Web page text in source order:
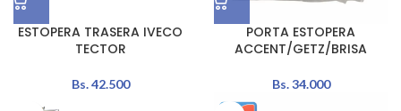
ESTOPERA TRASERA IVECO
TECTOR
Bs.42.500
PORTA ESTOPERA
ACCENT/GETZ/BRISA
Bs.34.000